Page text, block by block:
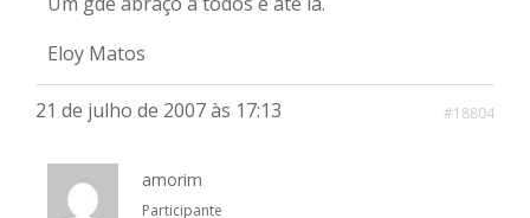
Eloy Matos
21 de julho de 2007 às 17:13 #18804
amorim
Participante